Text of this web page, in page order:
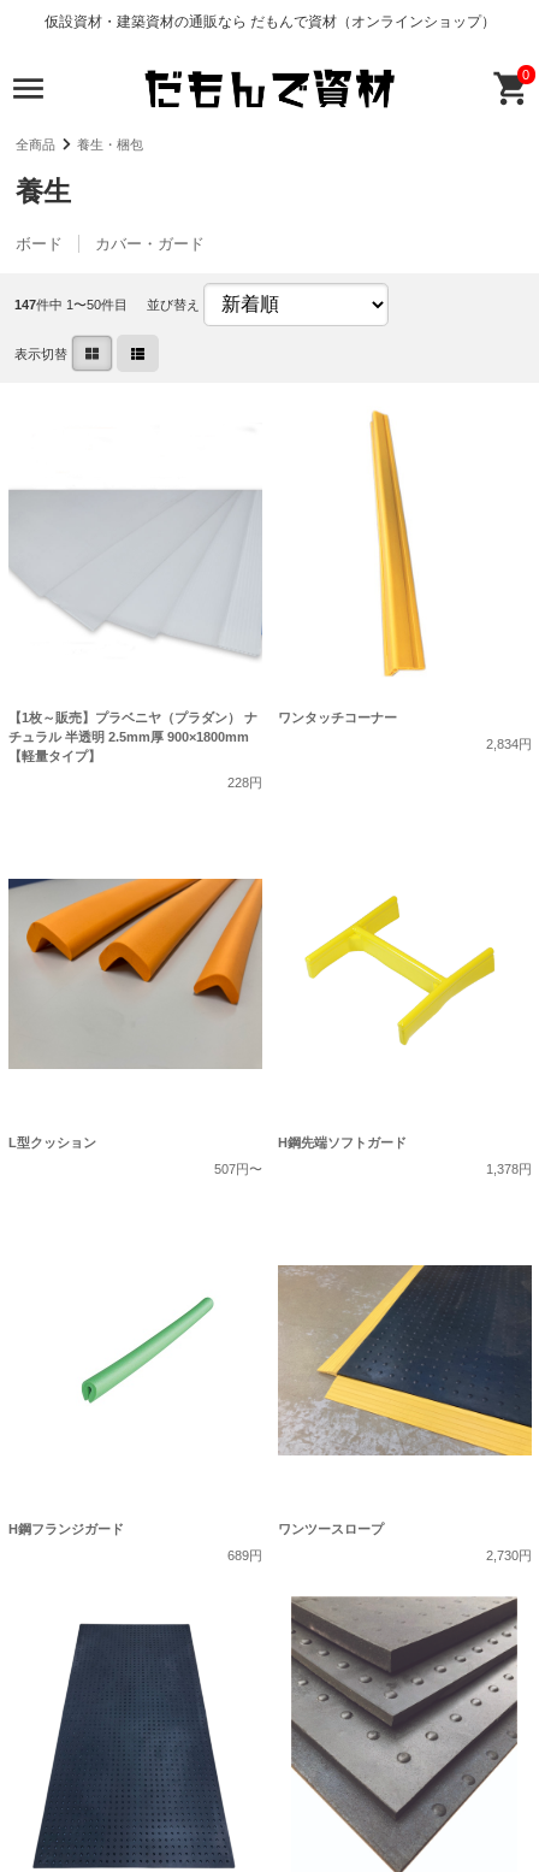
仮設資材・建築資材の通販なら だもんで資材（オンラインショップ）
0
全商品 養生・梱包
養生
ボード カバー・ガード
147件中 1〜50件目 並び替え
表示切替
【1枚～販売】プラベニヤ（プラダン） ナ
チュラル 半透明 2.5mm厚 900×1800mm
【軽量タイプ】
228円
ワンタッチコーナー
2,834円
L型クッション
507円〜
H鋼先端ソフトガード
1,378円
H鋼フランジガード
689円
ワンツースロープ
2,730円